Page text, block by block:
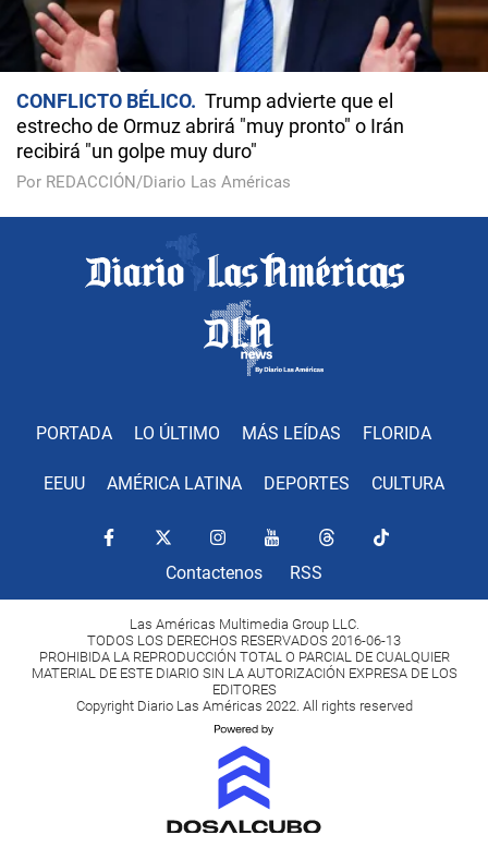
CONFLICTO BÉLICO
Trump advierte que el
estrecho de Ormuz abrirá "muy pronto" o Irán
recibirá "un golpe muy duro"
Por REDACCIÓN/Diario Las Américas
PORTADA LO ÚLTIMO MÁS LEÍDAS FLORIDA
EEUU AMÉRICA LATINA DEPORTES CULTURA
Contactenos RSS
Las Américas Multimedia Group LLC.
TODOS LOS DERECHOS RESERVADOS 2016-06-13
PROHIBIDA LA REPRODUCCIÓN TOTAL O PARCIAL DE CUALQUIER
MATERIAL DE ESTE DIARIO SIN LA AUTORIZACIÓN EXPRESA DE LOS
EDITORES
Copyright Diario Las Américas 2022. All rights reserved